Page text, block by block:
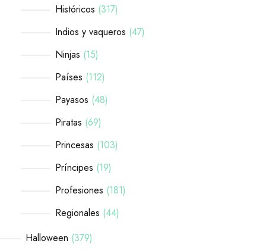
Históricos 317
Indios y vaqueros 47
Ninjas 15
Países 112
Payasos 48
Piratas 69
Princesas 103
Príncipes 19
Profesiones 181
Regionales 44
Halloween 379